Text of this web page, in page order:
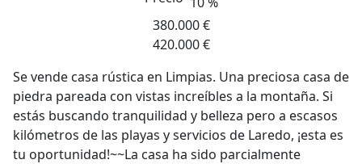
380.000 €
420.000 €
Se vende casa rústica en Limpias. Una preciosa casa de
piedra pareada con vistas increíbles a la montaña. Si
estás buscando tranquilidad y belleza pero a escasos
kilómetros de las playas y servicios de Laredo, ¡esta es
tu oportunidad!~~La casa ha sido parcialmente